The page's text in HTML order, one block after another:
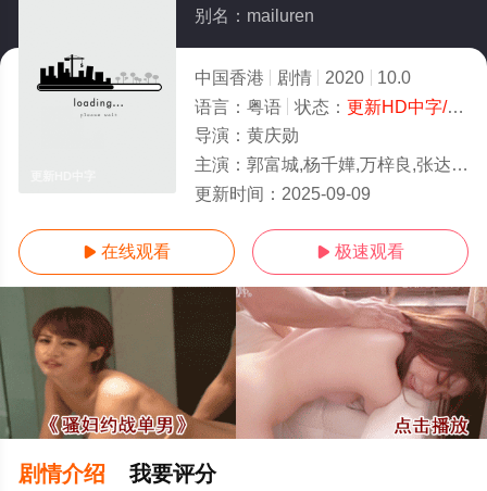
别名：mailuren
中国香港 剧情 2020
10.0
语言： 粤语 状态： 更新HD中字/高清
导演： 黄庆勋
主演： 郭富城,杨千嬅,万梓良,张达明,鲍起静,顾定轩,刘雅瑟,岑日珈,劳浩羽,黄悦珈,苏浩才,苗可秀,吴嘉星
更新时间： 2025-09-09
 在线观看  极速观看
剧情介绍 我要评分